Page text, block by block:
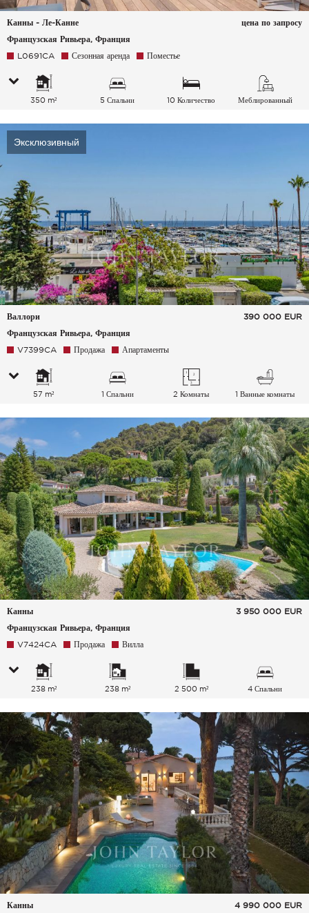
Канны - Ле-Канне
Французская Ривьера, Франция
цена по запросу
L0691CA Сезонная аренда Поместье
350 m² 5 Спальни
10 Количество
Меблированный
Эксклюзивный
Валлори
Французская Ривьера, Франция
390 000 EUR
V7399CA Продажа Апартаменты
57 m² 1 Спальни 2 Комнаты 1 Ванные комнаты
Канны
Французская Ривьера, Франция
3 950 000 EUR
V7424CA Продажа Вилла
238 m² 238 m² 2 500 m² 4 Спальни
Канны 4 990 000 EUR